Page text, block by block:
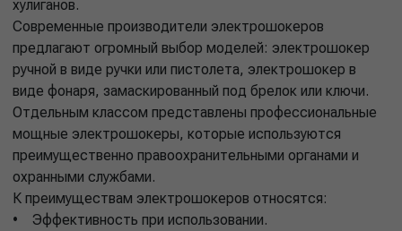
хулиганов.
Современные производители электрошокеров
предлагают огромный выбор моделей: электрошокер
ручной в виде ручки или пистолета, электрошокер в
виде фонаря, замаскированный под брелок или ключи.
Отдельным классом представлены профессиональные
мощные электрошокеры, которые используются
преимущественно правоохранительными органами и
охранными службами.
К преимуществам электрошокеров относятся:
• Эффективность при использовании.